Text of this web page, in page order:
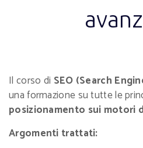
Il corso di SEO (Search
una formazione su tutte le
posizionamento sui motori
Argomenti trattati: